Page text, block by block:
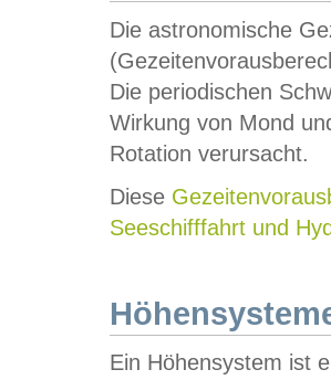
Die astronomische
Die periodischen
Wirkung von Mond
Rotation verursacht.
Diese
Seeschifffahrt und
Ein Höhensystem ist